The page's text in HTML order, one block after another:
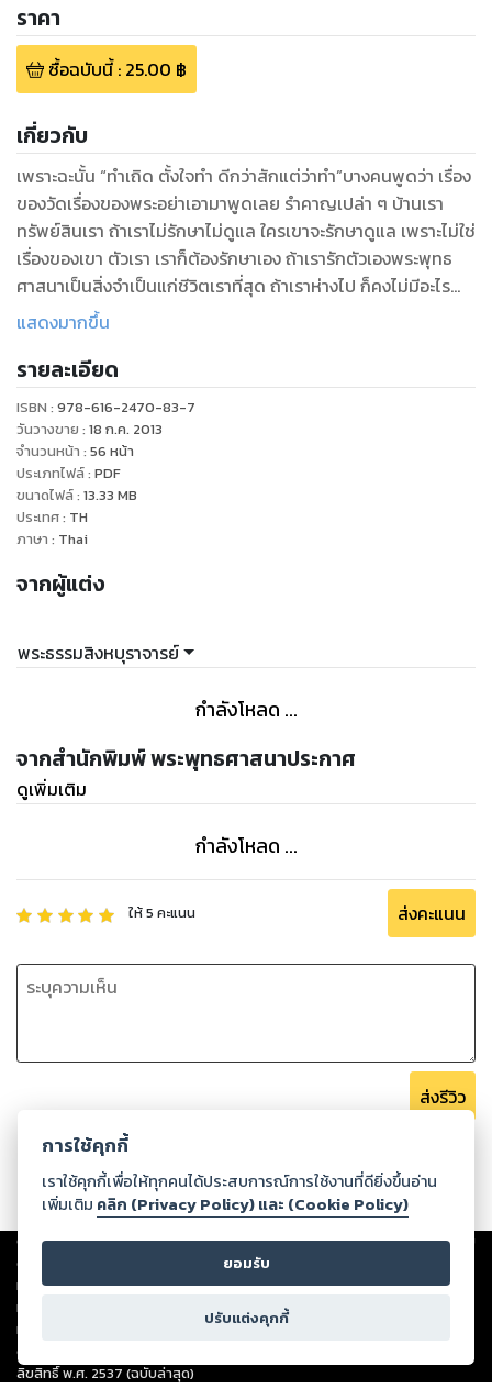
ราคา
ซื้อฉบับนี้: 25.00 ฿
เกี่ยวกับ
เพราะฉะนั้น “ทำเถิด ตั้งใจทำ ดีกว่าสักแต่ว่าทำ”บางคนพูดว่า เรื่อง
ของวัดเรื่องของพระอย่าเอามาพูดเลย รำคาญเปล่า ๆ บ้านเรา
ทรัพย์สินเรา ถ้าเราไม่รักษาไม่ดูแล ใครเขาจะรักษาดูแล เพราะไม่ใช่
เรื่องของเขา ตัวเรา เราก็ต้องรักษาเอง ถ้าเรารักตัวเองพระพุทธ
ศาสนาเป็นสิ่งจำเป็นแก่ชีวิตเราที่สุด ถ้าเราห่างไป ก็คงไม่มีอะไร
ทำให้เรายึดมั่นใจในตัวเราเองแบบไทย ๆได้ศรัทธา เป็นกำลังในการ
ศึกษาโดยแท้
แสดงมากขึ้น
รายละเอียด
ISBN : 978-616-2470-83-7
วันวางขาย : 18 ก.ค. 2013
จำนวนหน้า : 56 หน้า
ประเภทไฟล์: PDF
ขนาดไฟล์: 13.33 MB
ประเทศ: TH
ภาษา : Thai
จากผู้แต่ง
พระธรรมสิงหบุราจารย์
กำลังโหลด ...
จากสำนักพิมพ์ พระพุทธศาสนาประกาศ
ดูเพิ่มเติม
กำลังโหลด ...
ให้5 คะแนน ส่งคะแนน
ส่งรีวิว
Copyright ©2026Storylog Co., Ltd. - สตอรี่ล็อกขอสงวนสิทธิ์ไม่รับผิดชอบ
ต่อผลงานหรือเนื้อหาใดที่อัปโหลดผ่านเว็บไซต์และปรากฏว่าละเมิดสิทธิใน
ทรัพย์สินทางปัญญาของบุคคลอื่นหรือขัดต่อกฎหมายและศีลธรรม ดังนั้น ผู้อ่าน
ทุกท่านโปรดใช้วิจารณญาณในการกลั่นกรองด้วยตนเอง และหากท่านพบว่าส่วน
หนึ่งส่วนใดขัดต่อกฎหมายและศีลธรรม กรุณาแจ้งมายังบริษัท เพื่อทีมงานจะได้
ดำเนินการในทันที ทั้งนี้ ทางสตอรี่ล็อกขอสงวนลิขสิทธิ์ตามพระราชบัญญัติ
ลิขสิทธิ์ พ.ศ. 2537 (ฉบับล่าสุด)
การใช้คุกกี้
เราใช้คุกกี้เพื่อให้ทุกคนได้ประสบการณ์การใช้งานที่ดียิ่งขึ้นอ่าน
เพิ่มเติม คลิก (Privacy Policy) และ (Cookie Policy)
ยอมรับ
ปรับแต่งคุกกี้